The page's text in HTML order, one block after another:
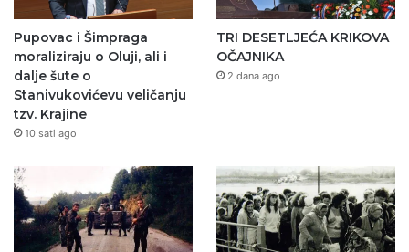
Pupovac i Šimpraga
moraliziraju o Oluji, ali i
dalje šute o
Stanivukovićevu veličanju
tzv. Krajine
10 sati ago
TRI DESETLJEĆA KRIKOVA
OČAJNIKA
2 dana ago